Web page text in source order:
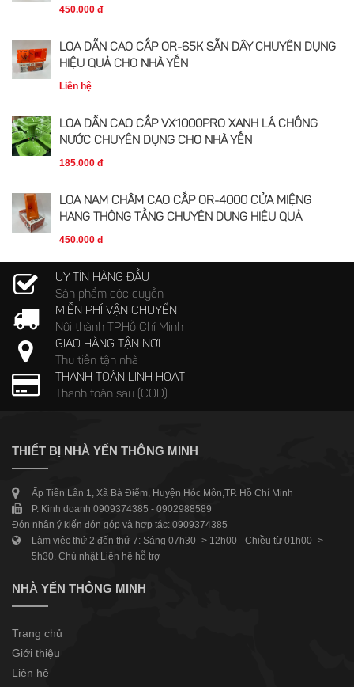
450.000 đ
LOA DẪN CAO CẤP OR-65K SẴN DÂY CHUYÊN DỤNG
HIỆU QUẢ CHO NHÀ YẾN
Liên hệ
LOA DẪN CAO CẤP VX1000PRO XANH LÁ CHỐNG
NƯỚC CHUYÊN DỤNG CHO NHÀ YẾN
185.000 đ
LOA NAM CHÂM CAO CẤP OR-4000 CỬA MIỆNG
HANG THÔNG TẦNG CHUYÊN DỤNG HIỆU QUẢ
450.000 đ
UY TÍN HÀNG ĐẦU
Sản phẩm độc quyền
MIỄN PHÍ VẬN CHUYỂN
Nội thành TP.Hồ Chí Minh
GIAO HÀNG TẬN NƠI
Thu tiền tận nhà
THANH TOÁN LINH HOẠT
Thanh toán sau (COD)
THIẾT BỊ NHÀ YẾN THÔNG MINH
Ấp Tiền Lân 1, Xã Bà Điểm, Huyện Hóc Môn,TP. Hồ Chí Minh
P. Kinh doanh 0909374385 - 0902988589
Đón nhận ý kiến đón góp và hợp tác: 0909374385
Làm việc thứ 2 đến thứ 7: Sáng 07h30 -> 12h00 - Chiều từ 01h00 ->
5h30. Chủ nhật Liên hệ hỗ trợ
NHÀ YẾN THÔNG MINH
Trang chủ
Giới thiệu
Liên hệ